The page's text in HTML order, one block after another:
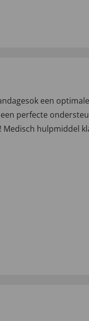
een
perfecte
hulpmiddel